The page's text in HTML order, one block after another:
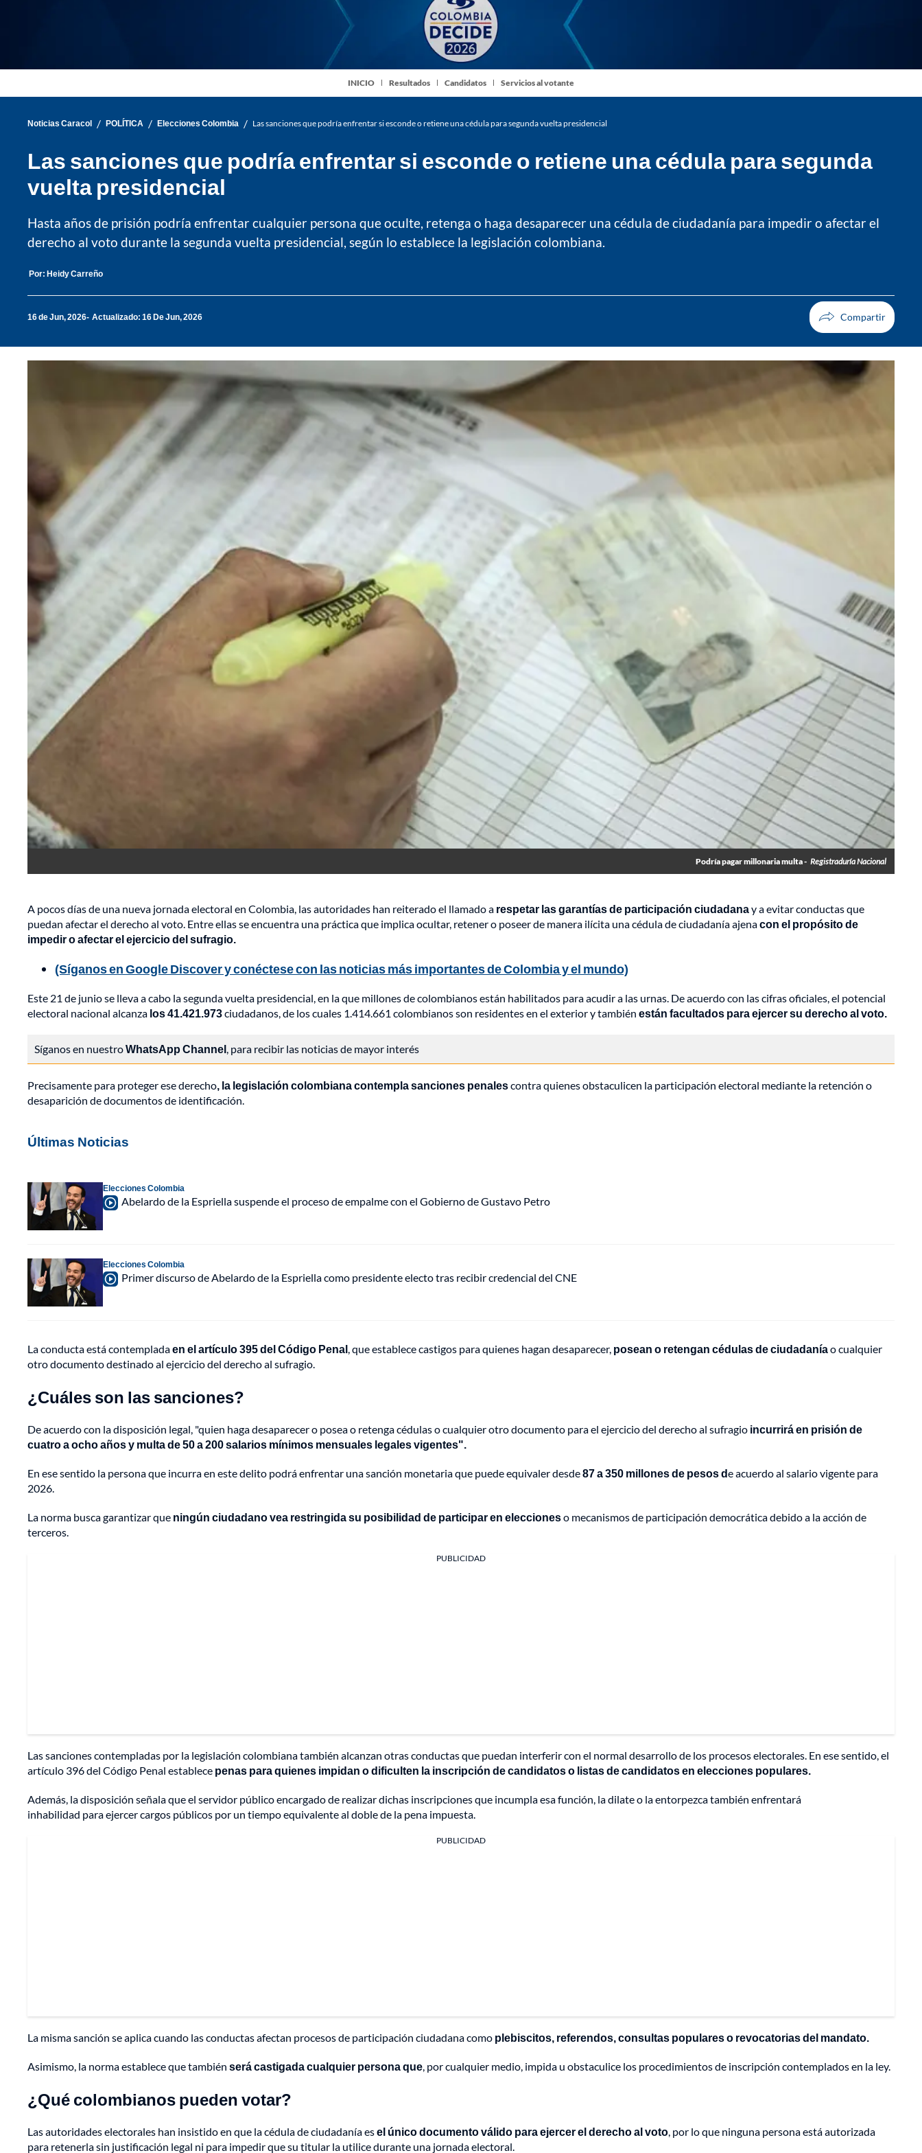
INICIO Resultados Candidatos Servicios al votante
Noticias Caracol / POLÍTICA / Elecciones Colombia / Las sanciones que podría enfrentar si esconde o retiene una cédula para segunda vuelta presidencial
Las sanciones que podría enfrentar si esconde o retiene una cédula para segunda
vuelta presidencial
Hasta años de prisión podría enfrentar cualquier persona que oculte, retenga o haga desaparecer una cédula de ciudadanía para impedir o afectar el
derecho al voto durante la segunda vuelta presidencial, según lo establece la legislación colombiana.
Por: Heidy Carreño
16 de Jun, 2026 Actualizado: 16 De Jun, 2026
LinkedIn
Podría pagar millonaria multa - Registraduría Nacional
A pocos días de una nueva jornada electoral en Colombia, las autoridades han reiterado el llamado a respetar las garantías de participación ciudadana y a evitar conductas que
puedan afectar el derecho al voto. Entre ellas se encuentra una práctica que implica ocultar, retener o poseer de manera ilícita una cédula de ciudadanía ajenacon el propósito de
impedir o afectar el ejercicio del sufragio.
(Síganos en Google Discover y conéctese con las noticias más importantes de Colombia y el mundo)
Este 21 de junio se lleva a cabo la segunda vuelta presidencial, en la que millones de colombianos están habilitados para acudir a las urnas. De acuerdo con las cifras oficiales, el potencial
electoral nacional alcanza los 41.421.973ciudadanos, de los cuales 1.414.661 colombianos son residentes en el exterior y también están facultados para ejercer su derecho al voto.
Síganos en nuestroWhatsApp Channel , para recibir las noticias de mayor interés
Precisamente para proteger ese derecho , la legislación colombiana contempla sanciones penalescontra quienes obstaculicen la participación electoral mediante la retención o
desaparición de documentos de identificación.
Últimas Noticias
Elecciones Colombia
Abelardo de la Espriella suspende el proceso de empalme con el Gobierno de Gustavo Petro
Elecciones Colombia
Primer discurso de Abelardo de la Espriella como presidente electo tras recibir credencial del CNE
La conducta está contempladaen el artículo 395 del Código Penal , que establece castigos para quienes hagan desaparecer, posean o retengan cédulas de ciudadanía o cualquier
otro documento destinado al ejercicio del derecho al sufragio.
¿Cuáles son las sanciones?
De acuerdo con la disposición legal, "quien haga desaparecer o posea o retenga cédulas o cualquier otro documento para el ejercicio del derecho al sufragio incurrirá en prisión de
cuatro a ocho años y multa de 50 a 200 salarios mínimos mensuales legales vigentes".
En ese sentido la persona que incurra en este delito podrá enfrentar una sanción monetaria que puede equivaler desde87 a 350 millones de pesos de acuerdo al salario vigente para
2026.
La norma busca garantizar que ningún ciudadano vea restringida su posibilidad de participar en eleccioneso mecanismos de participación democrática debido a la acción de
terceros.
PUBLICIDAD
Las sanciones contempladas por la legislación colombiana también alcanzan otras conductas que puedan interferir con el normal desarrollo de los procesos electorales. En ese sentido, el
artículo 396 del Código Penal establece penas para quienes impidan o dificulten la inscripción de candidatos o listas de candidatos en elecciones populares.
Además, la disposición señala que el servidor público encargado de realizar dichas inscripciones que incumpla esa función, la dilate o la entorpezca también enfrentará
inhabilidad para ejercer cargos públicos por un tiempo equivalente al doble de la pena impuesta.
PUBLICIDAD
La misma sanción se aplica cuando las conductas afectan procesos de participación ciudadana como plebiscitos, referendos, consultas populares o revocatorias del mandato.
Asimismo, la norma establece que también será castigada cualquier persona que , por cualquier medio, impida u obstaculice los procedimientos de inscripción contemplados en la ley.
¿Qué colombianos pueden votar?
Las autoridades electorales han insistido en que la cédula de ciudadanía esel único documento válido para ejercer el derecho al voto , por lo que ninguna persona está autorizada
para retenerla sin justificación legal ni para impedir que su titular la utilice durante una jornada electoral.